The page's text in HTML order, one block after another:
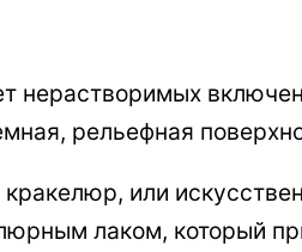
нерастворимых
рельефная
или
лаком, который